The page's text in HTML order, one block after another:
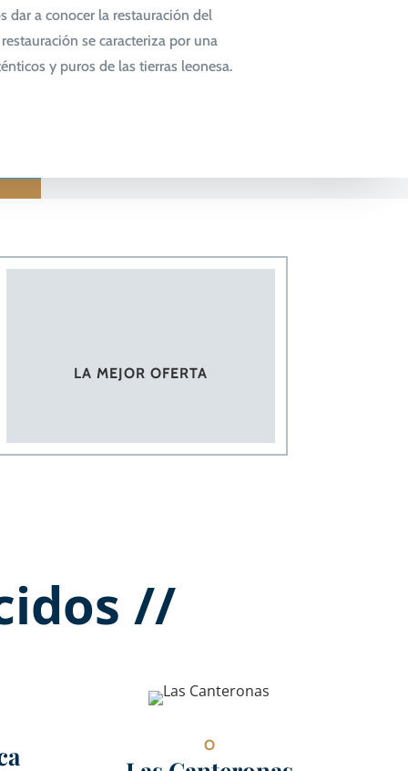
dar a conocer la restauración del
se caracteriza por una
y puros de las tierras leonesa.
LA MEJOR OFERTA
//
O